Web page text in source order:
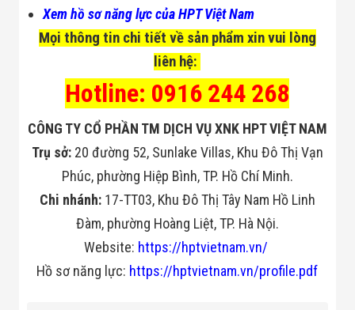
Xem hồ sơ năng lực của HPT Việt Nam
Mọi thông tin chi tiết về sản phẩm xin vui lòng
liên hệ:
Hotline: 0916 244 268
CÔNG TY CỔ PHẦN TM DỊCH VỤ XNK HPT VIỆT NAM
Trụ sở: 20 đường 52, Sunlake Villas, Khu Đô Thị Vạn
Phúc, phường Hiệp Bình, TP. Hồ Chí Minh.
Chi nhánh:17-TT03, Khu Đô Thị Tây Nam Hồ Linh
Đàm, phường Hoàng Liệt, TP. Hà Nội.
Website: https://hptvietnam.vn/
Hồ sơ năng lực: https://hptvietnam.vn/profile.pdf